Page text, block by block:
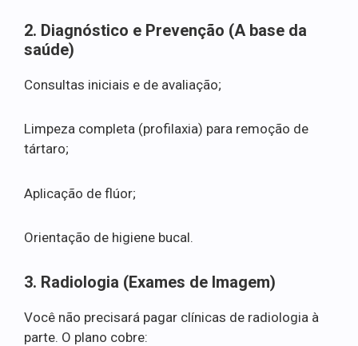
2. Diagnóstico e Prevenção (A base da
saúde)
Consultas iniciais e de avaliação;
Limpeza completa (profilaxia) para remoção de
tártaro;
Aplicação de flúor;
Orientação de higiene bucal.
3. Radiologia (Exames de Imagem)
Você não precisará pagar clínicas de radiologia à
parte. O plano cobre: